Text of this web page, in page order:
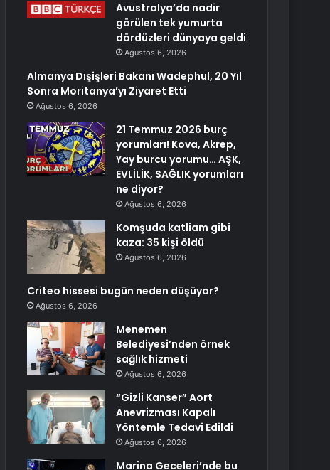
Avustralya’da nadir
görülen tek yumurta
dördüzleri dünyaya geldi
Ağustos 6, 2026
Almanya Dışişleri Bakanı Wadephul, 20 Yıl
Sonra Moritanya’yı Ziyaret Etti
Ağustos 6, 2026
21 Temmuz 2026 burç
yorumları! Kova, Akrep,
Yay burcu yorumu… AŞK,
EVLİLİK, SAĞLIK yorumları
ne diyor?
Ağustos 6, 2026
Komşuda katliam gibi
kaza: 35 kişi öldü
Ağustos 6, 2026
Criteo hissesi bugün neden düşüyor?
Ağustos 6, 2026
Menemen
Belediyesi’nden örnek
sağlık hizmeti
Ağustos 6, 2026
“Gizli Kanser” Aort
Anevrizması Kapalı
Yöntemle Tedavi Edildi
Ağustos 6, 2026
Marina Geceleri’nde bu